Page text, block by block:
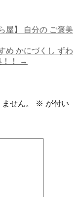
屋】 自分の ご褒美
め かにづくし ずわ
！
→
せん。 ※ が付い